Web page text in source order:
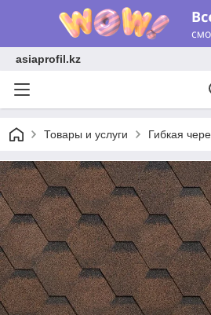
asiaprofil.kz
Товары и услуги Гибкая